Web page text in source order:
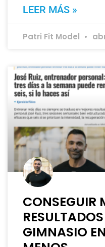
LEER MÁS »
Patri Fit Model
CONSEGUIR
GIMNASIO